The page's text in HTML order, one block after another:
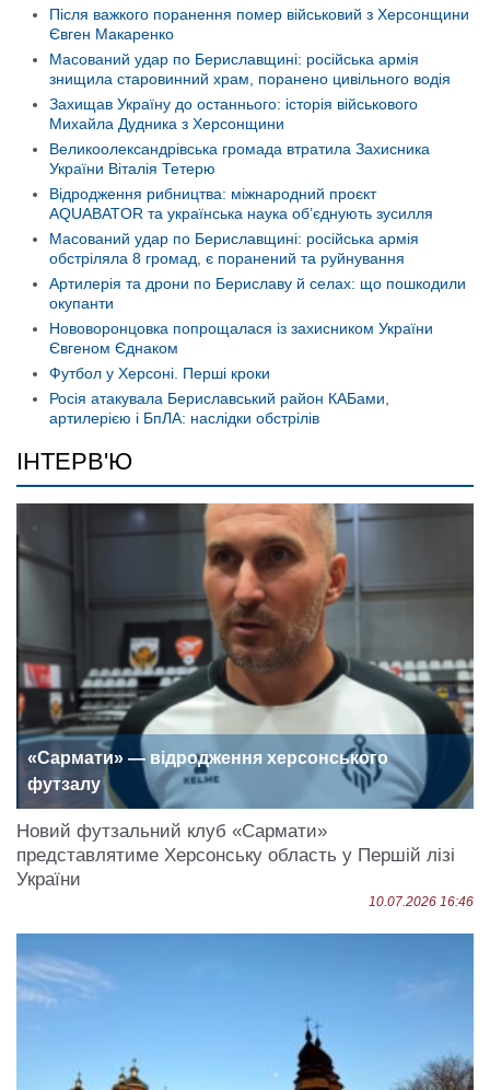
Після важкого поранення помер військовий з Херсонщини
Євген Макаренко
Масований удар по Бериславщині: російська армія
знищила старовинний храм, поранено цивільного водія
Захищав Україну до останнього: історія військового
Михайла Дудника з Херсонщини
Великоолександрівська громада втратила Захисника
України Віталія Тетерю
Відродження рибництва: міжнародний проєкт
AQUABATOR та українська наука об’єднують зусилля
Масований удар по Бериславщині: російська армія
обстріляла 8 громад, є поранений та руйнування
Артилерія та дрони по Бериславу й селах: що пошкодили
окупанти
Нововоронцовка попрощалася із захисником України
Євгеном Єднаком
Футбол у Херсоні. Перші кроки
Росія атакувала Бериславський район КАБами,
артилерією і БпЛА: наслідки обстрілів
ІНТЕРВ'Ю
«Сармати» — відродження херсонського
футзалу
Новий футзальний клуб «Сармати»
представлятиме Херсонську область у Першій лізі
України
10.07.2026 16:46